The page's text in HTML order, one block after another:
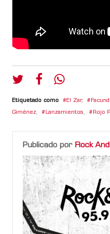
Etiquetado como El Zar,
Giménez, Lanzamientos, Rojo
Publicado por Rock